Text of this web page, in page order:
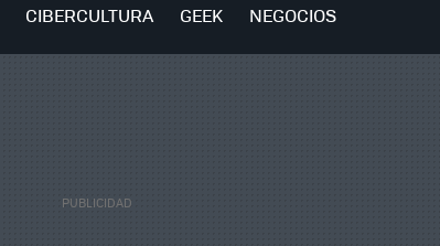
CIBERCULTURA GEEK NEGOCIOS